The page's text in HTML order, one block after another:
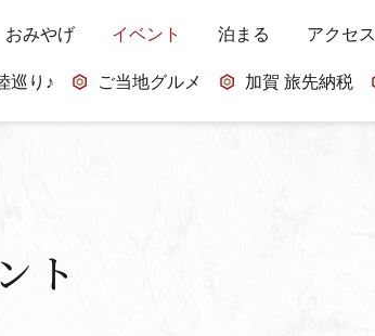
おみやげ イベント 泊まる アクセス
巡り♪ ご当地グルメ 加賀 旅先納税
ト